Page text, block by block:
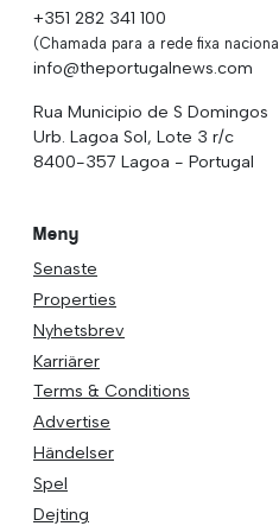
+351 282 341 100
(Chamada para a rede fixa
info@theportugalnews.com
Rua Municipio de S Domingos
Urb. Lagoa Sol, Lote 3 r/c
8400-357 Lagoa - Portugal
Meny
Senaste
Properties
Nyhetsbrev
Karriärer
Terms & Conditions
Advertise
Händelser
Spel
Dejting